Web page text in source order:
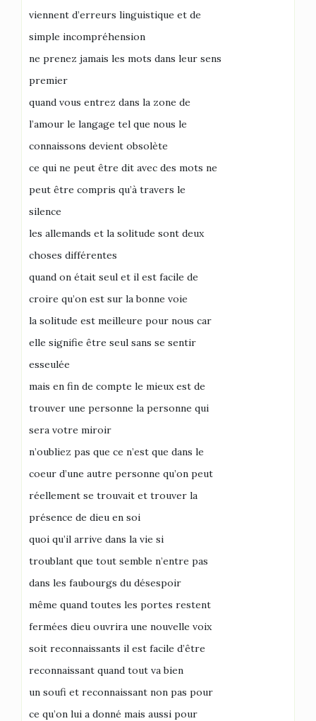
viennent d’erreurs linguistique et de
simple incompréhension
ne prenez jamais les mots dans leur sens
premier
quand vous entrez dans la zone de
l’amour le langage tel que nous le
connaissons devient obsolète
ce qui ne peut être dit avec des mots ne
peut être compris qu’à travers le
silence
les allemands et la solitude sont deux
choses différentes
quand on était seul et il est facile de
croire qu’on est sur la bonne voie
la solitude est meilleure pour nous car
elle signifie être seul sans se sentir
esseulée
mais en fin de compte le mieux est de
trouver une personne la personne qui
sera votre miroir
n’oubliez pas que ce n’est que dans le
coeur d’une autre personne qu’on peut
réellement se trouvait et trouver la
présence de dieu en soi
quoi qu’il arrive dans la vie si
troublant que tout semble n’entre pas
dans les faubourgs du désespoir
même quand toutes les portes restent
fermées dieu ouvrira une nouvelle voix
soit reconnaissants il est facile d’être
reconnaissant quand tout va bien
un soufi et reconnaissant non pas pour
ce qu’on lui a donné mais aussi pour